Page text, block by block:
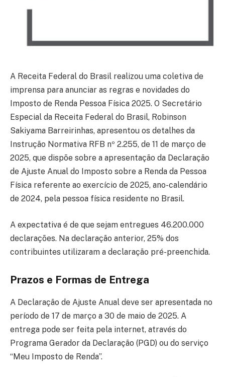
A Receita Federal do Brasil realizou uma coletiva de
imprensa para anunciar as regras e novidades do
Imposto de Renda Pessoa Física 2025. O Secretário
Especial da Receita Federal do Brasil, Robinson
Sakiyama Barreirinhas, apresentou os detalhes da
Instrução Normativa RFB nº 2.255, de 11 de março de
2025, que dispõe sobre a apresentação da Declaração
de Ajuste Anual do Imposto sobre a Renda da Pessoa
Física referente ao exercício de 2025, ano-calendário
de 2024, pela pessoa física residente no Brasil.
A expectativa é de que sejam entregues 46.200.000
declarações. Na declaração anterior, 25% dos
contribuintes utilizaram a declaração pré-preenchida.
Prazos e Formas de Entrega
A Declaração de Ajuste Anual deve ser apresentada no
período de 17 de março a 30 de maio de 2025. A
entrega pode ser feita pela internet, através do
Programa Gerador da Declaração (PGD) ou do serviço
“Meu Imposto de Renda”.